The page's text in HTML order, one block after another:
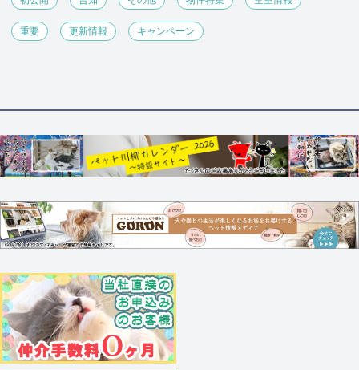
重要 更新情報 キャンペーン